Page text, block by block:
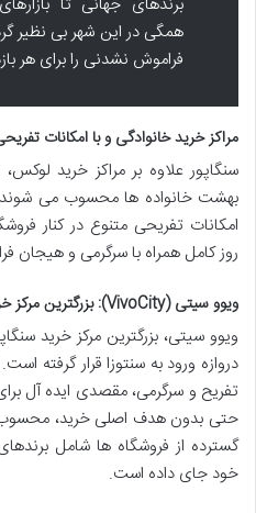
همگی در این شهر بی نظیر
فراموش نشدنی را برای هر
مراکز خرید خانوادگی و با امکانات
سنگاپور علاوه بر مراکز خرید
بهشت خانواده ها محسوب می شوند.
امکانات تفریحی متنوع در کنار
روز کامل همراه با سرگرمی و هیجان
ویوو سیتی (VivoCity): بزرگترین مرکز خرید و تفریح خانوادگی
ویوو سیتی، بزرگترین مرکز خرید
دروازه ورود به سنتوزا قرار گرفته
تفریح و سرگرمی، مقصدی ایده آل
حتی بدون هدف اصلی خرید،
گسترده از فروشگاه ها شامل
خود جای داده است.